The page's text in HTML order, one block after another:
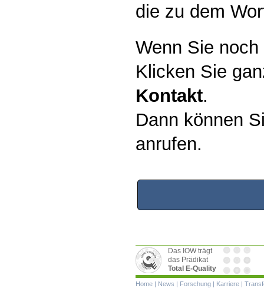
die zu dem
Wenn Sie
Klicken Sie
Kontakt.
Dann können
anrufen.
Das IOW trägt
das Prädikat
Total E-Quality
Navigation
Home News Forschung Karriere